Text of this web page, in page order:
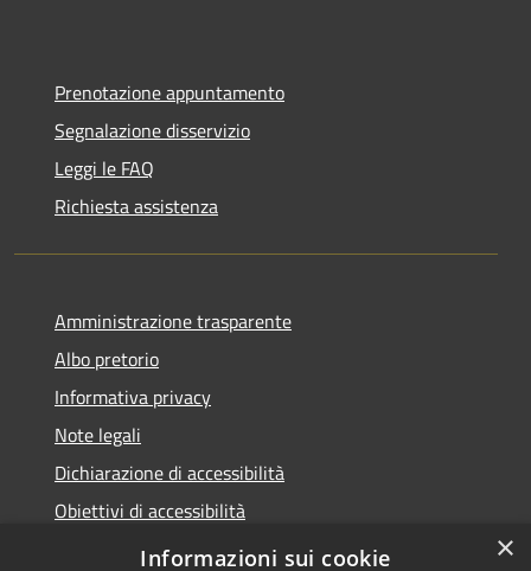
Prenotazione appuntamento
Segnalazione disservizio
Leggi le FAQ
Richiesta assistenza
Amministrazione trasparente
Albo pretorio
Informativa privacy
Note legali
Dichiarazione di accessibilità
Obiettivi di accessibilità
Piano di miglioramento del sito
×
Informazioni sui cookie